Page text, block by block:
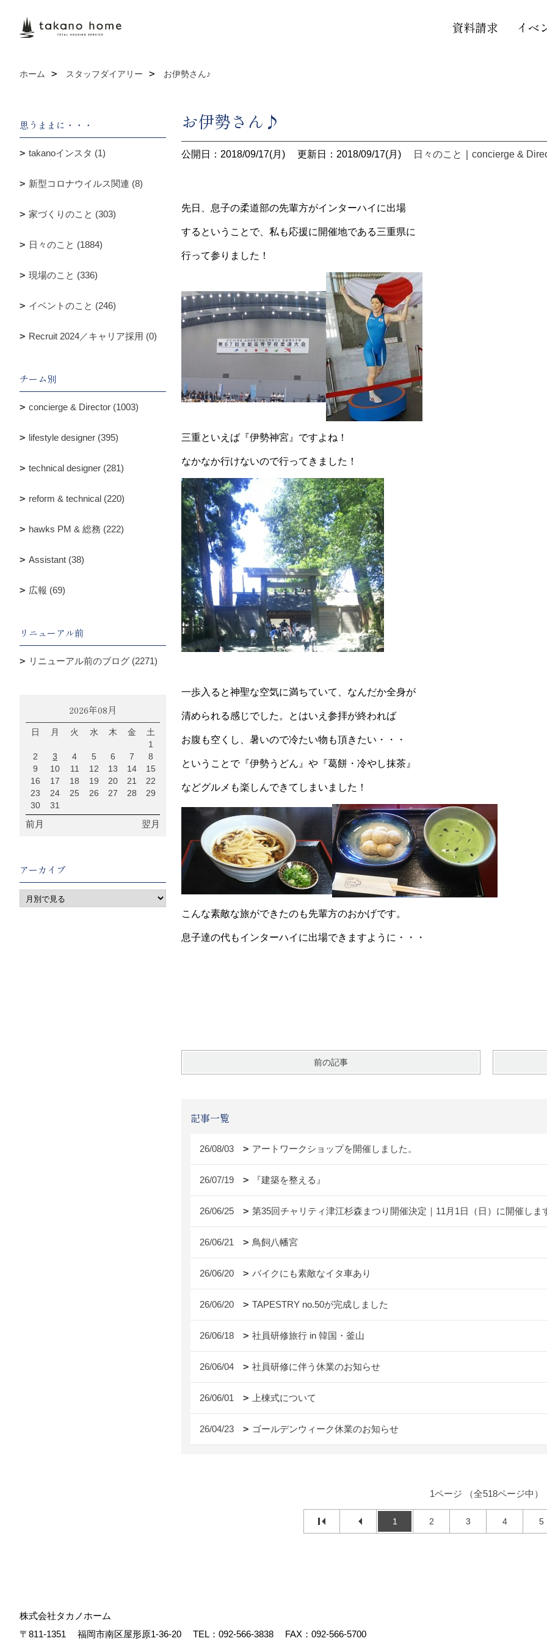
資料請求 イベ
ホーム スタッフダイアリー お伊勢さん♪
お伊勢さん♪
公開日：2018/09/17(月) 更新日：2018/09/17(月) 日々のこと concierge &
先日、息子の柔道部の先輩方がインターハイに出場
するということで、私も応援に開催地である三重県に
行って参りました！
三重といえば『伊勢神宮』ですよね！
なかなか行けないので行ってきました！
一歩入ると神聖な空気に満ちていて、なんだか全身が
清められる感じでした。とはいえ参拝が終われば
お腹も空くし、暑いので冷たい物も頂きたい・・・
ということで『伊勢うどん』や『葛餅・冷やし抹茶』
などグルメも楽しんできてしまいました！
こんな素敵な旅ができたのも先輩方のおかげです。
息子達の代もインターハイに出場できますように・・・
前の記事
記事一覧
26/08/03 アートワークショップを開催しました。
26/07/19 『建築を整える』
26/06/25 第35回チャリティ津江杉森まつり開催決定｜11月1日（日）に開催しま
26/06/21 鳥飼八幡宮
26/06/20 バイクにも素敵なイタ車あり
26/06/20 TAPESTRY no.50が完成しました
26/06/18 社員研修旅行 in 韓国・釜山
26/06/04 社員研修に伴う休業のお知らせ
26/06/01 上棟式について
26/04/23 ゴールデンウィーク休業のお知らせ
1ページ （全518ページ中）
1 2 3 4 5
思うままに・・・
takanoインスタ (1)
新型コロナウイルス関連 (8)
家づくりのこと (303)
日々のこと (1884)
現場のこと (336)
イベントのこと (246)
Recruit 2024／キャリア採用 (0)
チーム別
concierge & Director (1003)
lifestyle designer (395)
technical designer (281)
reform & technical (220)
hawks PM & 総務 (222)
Assistant (38)
広報 (69)
リニューアル前
リニューアル前のブログ (2271)
2026年08月
日 月 火 水 木 金
土
1
2
3 4 5 6 7
8
9
10 11 12 13 14
15
16
17 18 19 20 21
22
23
24 25 26 27 28
29
30
31
前月 翌月
アーカイブ
株式会社タカノホーム
〒811-1351
福岡市南区屋形原1-36-20 TEL： 092-566-3838 FAX：092-566-5700